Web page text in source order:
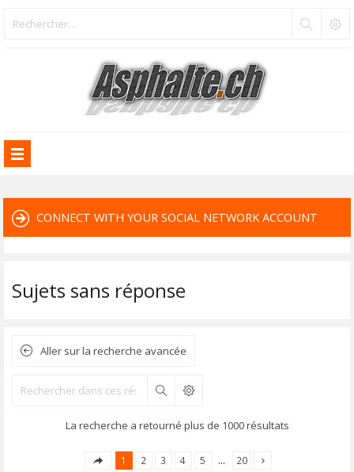
CONNECT WITH YOUR SOCIAL NETWORK ACCOUNT
Sujets sans réponse
Aller sur la recherche avancée
Rechercher
La recherche a retourné plus de 1000 résultats
1 2 3 4 5 … 20